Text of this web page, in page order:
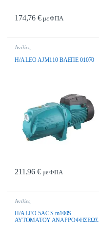
174,76€με ΦΠΑ
Αντλίες
H/A LEO AJM110 ΒΛΕΠΕ 01070
211,96€με ΦΠΑ
Αντλίες
H/A LEO 5AC S m100S
ΑΥΤΟΜΑΤΟΥ ΑΝΑΡΡΟΦΗΣΕΩΣ